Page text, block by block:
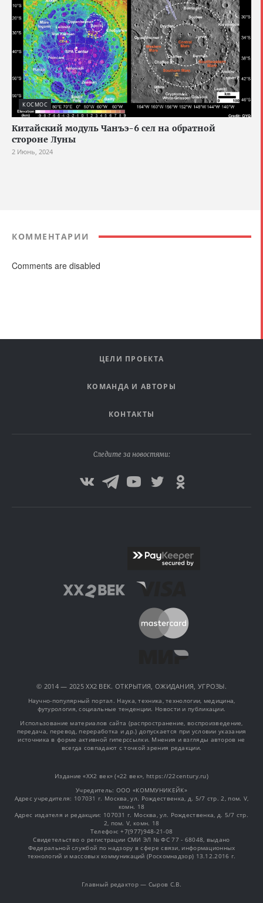
КОСМОС
Китайский модуль Чанъэ-6 сел на обратной
стороне Луны
2 Июнь, 2024
КОММЕНТАРИИ
Comments are disabled
ЦЕЛИ ПРОЕКТА
КОМАНДА И АВТОРЫ
КОНТАКТЫ
Следите за новостями:
© 2014 — 2025 XX2 ВЕК. ОТКРЫТИЯ, ОЖИДАНИЯ, УГРОЗЫ.
Научно-популярный портал. Наука, техника, технологии, медицина,
футурология, социальные тенденции. Новости и публикации.
Использование материалов сайта (распространение, воспроизведение,
передача, перевод, переработка и др.) допускается при условии указания
источника в форме активной гиперссылки. Мнения и взгляды авторов не
всегда совпадают с точкой зрения редакции.
Издание «XX2 век» («22 век», https://22century.ru)
Учредитель: OOO «КОММУНИКЕЙК»
Адрес учредителя: 107031 г. Москва, ул. Рождественка, д. 5/7 стр. 2, пом. V,
комн. 18
Адрес издателя и редакции: 107031 г. Москва, ул. Рождественка, д. 5/7 стр.
2, пом. V, комн. 18
Телефон: +7(977)948-21-08
Свидетельство о регистрации СМИ ЭЛ № ФС 77 - 68048, выдано
Федеральной службой по надзору в сфере связи, информационных
технологий и массовых коммуникаций (Роскомнадзор) 13.12.2016 г.
Главный редактор — Сыров С.В.